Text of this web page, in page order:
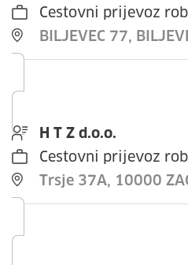
BILJEVEC 77,
Cestovni prijevoz
Trsje 37A, 10000
H T Z d.o.o.
Cestovni prijevoz